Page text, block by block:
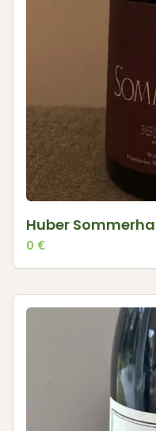
Huber
0 €